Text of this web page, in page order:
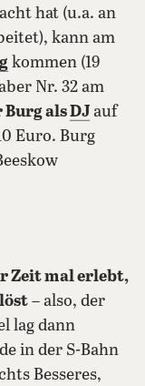
hat (u.a. an
kann am
kommen (19
Nr. 32 am
Burg alsDJ auf
Euro. Burg
teilenteilen
Zeit mal erlebt,
– also, der
lag dann
in der S-Bahn
Besseres,